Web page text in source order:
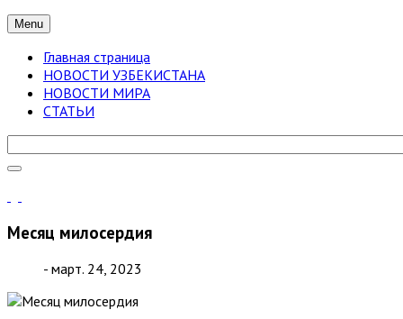
Menu
Главная страница
НОВОСТИ УЗБЕКИСТАНА
НОВОСТИ МИРА
СТАТЬИ
Месяц милосердия
- март. 24, 2023